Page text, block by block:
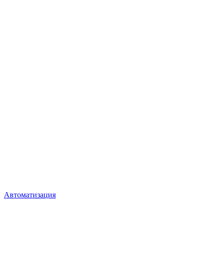
Автоматизация